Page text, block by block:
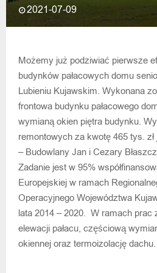
2021-07-09
Możemy już podziwiać pierwsze
budynków pałacowych domu
Lubieniu Kujawskim. Wykonana
frontowa budynku pałacowego
wymianą okien piętra budynku.
remontowych za kwotę 465 tys.
– Budowlany Jan i Cezary
Zadanie jest w 95%
Europejskiej w ramach
Operacyjnego Województwa
lata 2014 – 2020. W ramach prac
elewacji pałacu, częściową
okiennej oraz termoizolację dachu.